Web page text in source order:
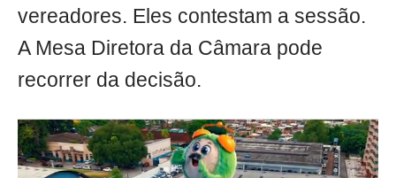
vereadores. Eles contestam a sessão.
A Mesa Diretora da Câmara pode
recorrer da decisão.